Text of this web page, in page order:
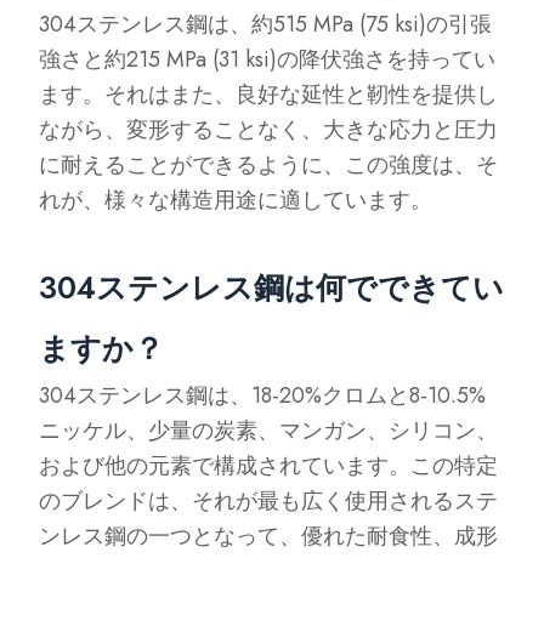
304ステンレス鋼は、約515 MPa (75 ksi)の引張
強さと約215 MPa (31 ksi)の降伏強さを持ってい
ます。それはまた、良好な延性と靭性を提供し
ながら、変形することなく、大きな応力と圧力
に耐えることができるように、この強度は、そ
れが、様々な構造用途に適しています。
304ステンレス鋼は何でできてい
ますか？
304ステンレス鋼は、18-20%クロムと8-10.5%
ニッケル、少量の炭素、マンガン、シリコン、
および他の元素で構成されています。この特定
のブレンドは、それが最も広く使用されるステ
ンレス鋼の一つとなって、優れた耐食性、成形